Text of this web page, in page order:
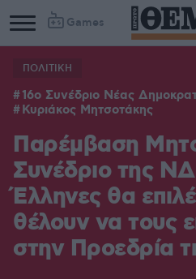
Games
ΠΟΛΙΤΙΚΗ
16ο Συνέδριο Νέας
Κυριάκος Μητσοτάκης
Παρέμβαση
Συνέδριο της
Έλληνες θα
θέλουν να τους
στην Προεδρία